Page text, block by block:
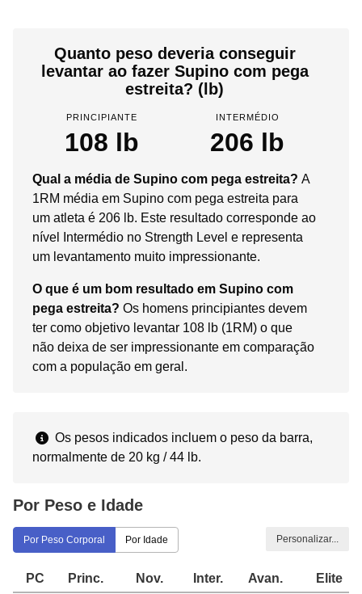
Quanto peso deveria conseguir
levantar ao fazer Supino com pega
estreita? (lb)
PRINCIPIANTE
108 lb
INTERMÉDIO
206 lb
Qual a média de Supino com pega estreita? A
1RM média em Supino com pega estreita para
um atleta é 206 lb. Este resultado corresponde ao
nível Intermédio no Strength Level e representa
um levantamento muito impressionante.
O que é um bom resultado em Supino com
pega estreita? Os homens principiantes devem
ter como objetivo levantar 108 lb (1RM) o que
não deixa de ser impressionante em comparação
com a população em geral.
Os pesos indicados incluem o peso da barra,
normalmente de 20 kg / 44 lb.
Por Peso e Idade
Por Peso Corporal Por Idade Personalizar...
PC Princ. Nov. Inter. Avan.
Elite